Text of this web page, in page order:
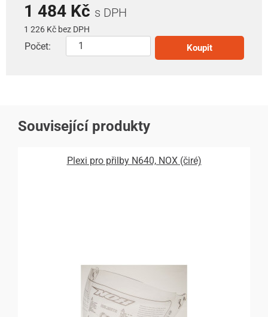
1 484 Kč s DPH
1 226 Kč bez DPH
Počet: Koupit
Související produkty
Plexi pro přilby N640, NOX (čiré)